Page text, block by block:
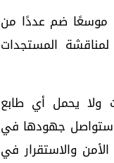
موسعًا ضم عددًا من
المستجدات
ولا يحمل أي طابع
جهودها في
والاستقرار في